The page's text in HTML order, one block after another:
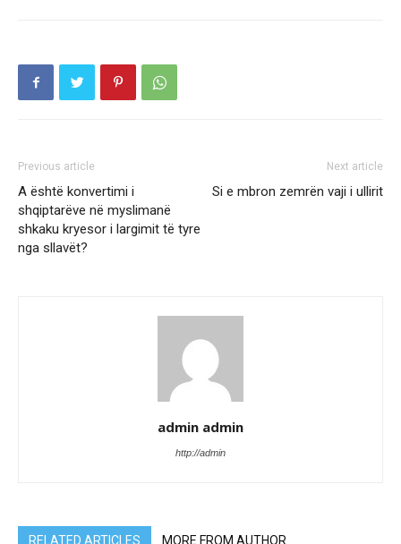
Previous article
A është konvertimi i
shqiptarëve në myslimanë
shkaku kryesor i largimit të tyre
nga sllavët?
Next article
Si e mbron zemrën vaji i ullirit
admin admin
http://admin
RELATED ARTICLES MORE FROM AUTHOR